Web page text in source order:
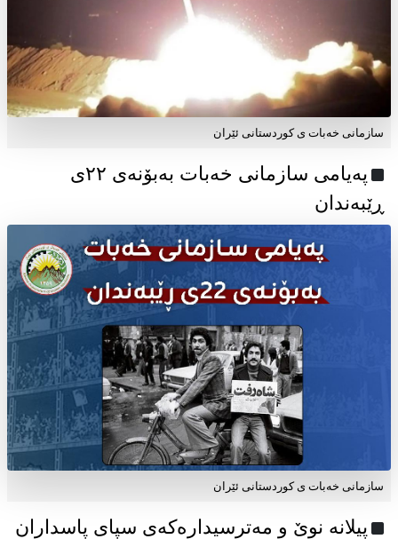
سازمانی خەبات ی کوردستانی ئێران
پەیامی سازمانی خەبات بەبۆنەی ۲۲ی
ڕێبەندان
سازمانی خەبات ی كوردستانی ئێران
پیلانە نوێ و مەترسیدارەکەی سپای پاسداران